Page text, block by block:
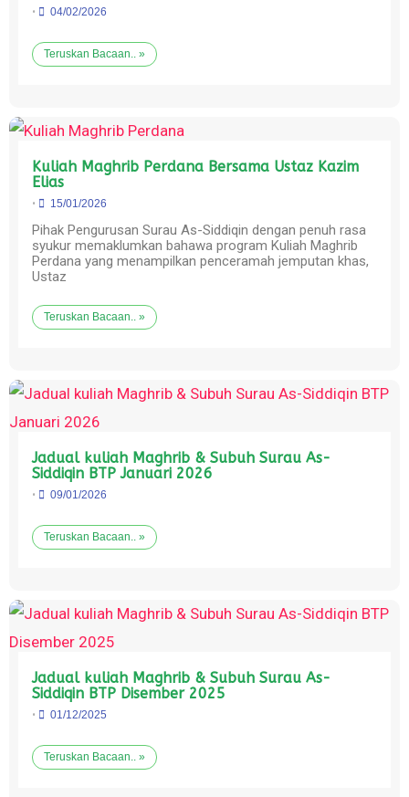
• 04/02/2026
Teruskan Bacaan.. »
Kuliah Maghrib Perdana Bersama Ustaz Kazim
Elias
• 15/01/2026
Pihak Pengurusan Surau As-Siddiqin dengan penuh rasa
syukur memaklumkan bahawa program Kuliah Maghrib
Perdana yang menampilkan penceramah jemputan khas,
Ustaz
Teruskan Bacaan.. »
Jadual kuliah Maghrib & Subuh Surau As-
Siddiqin BTP Januari 2026
• 09/01/2026
Teruskan Bacaan.. »
Jadual kuliah Maghrib & Subuh Surau As-
Siddiqin BTP Disember 2025
• 01/12/2025
Teruskan Bacaan.. »